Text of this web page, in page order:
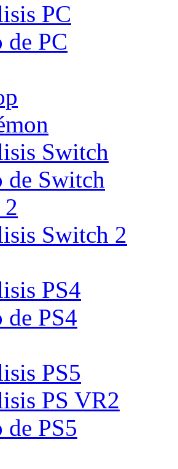
PC
de PC
Switch
de Switch
Switch 2
PS4
de PS4
PS5
PS VR2
de PS5